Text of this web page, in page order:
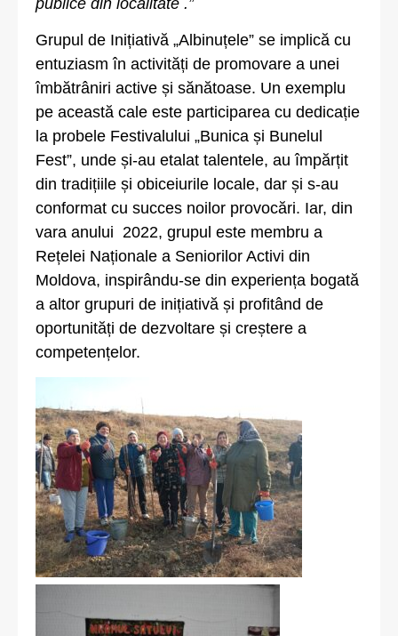
Grupul de Inițiativă „Albinuțele” se implică cu
entuziasm în activități de promovare a unei
îmbătrâniri active și sănătoase. Un exemplu
pe această cale este participarea cu dedicație
la probele Festivalului „Bunica și Bunelul
Fest”, unde și-au etalat talentele, au împărțit
din tradițiile și obiceiurile locale, dar și s-au
conformat cu succes noilor provocări. Iar, din
vara anului 2022, grupul este membru a
Rețelei Naționale a Seniorilor Activi din
Moldova, inspirându-se din experiența bogată
a altor grupuri de inițiativă și profitând de
oportunități de dezvoltare și creștere a
competențelor.